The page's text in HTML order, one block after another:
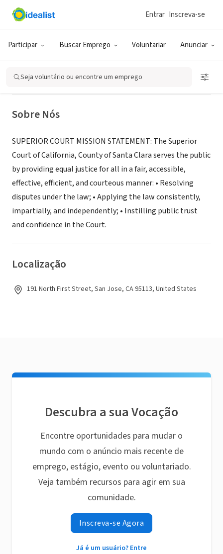
Participar Buscar Emprego Voluntariar Anunciar
Entrar Inscreva-se
Seja voluntário ou encontre um emprego
GOVERNO (SETOR PÚBLICO)
Superior Court of California,
County of Santa Clara
San Jose, CA|www.sccsuperiorcourt.org
Sobre Nós
SUPERIOR COURT MISSION STATEMENT: The Superior
Court of California, County of Santa Clara serves the public
by providing equal justice for all in a fair, accessible,
effective, efficient, and courteous manner: • Resolving
disputes under the law; • Applying the law consistently,
impartially, and independently; • Instilling public trust
and confidence in the Court.
Localização
191 North First Street, San Jose, CA 95113, United States
Descubra a sua Vocação
Encontre oportunidades para mudar o
mundo com o anúncio mais recente de
emprego, estágio, evento ou voluntariado.
Veja também recursos para agir em sua
comunidade.
Inscreva-se Agora
Já é um usuário? Entre